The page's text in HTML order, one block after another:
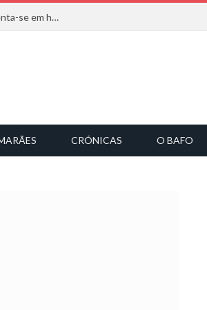
Com inspiração na natureza, o Guimarães Clássico apresenta-se em harmonia musical
CRÓNICAS O BAFO